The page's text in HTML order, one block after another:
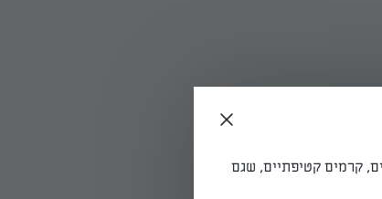
קרמים קטיפתיים, שגם